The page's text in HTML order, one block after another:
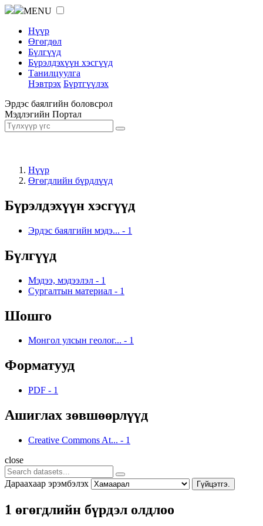
MENU
Нүүр
Өгөгдөл
Бүлгүүд
Бүрэлдэхүүн хэсгүүд
Танилцуулга
Нэвтрэх Бүртгүүлэх
Эрдэс баялгийн боловсрол
Мэдлэгийн Портал
Нүүр
Өгөгдлийн бүрдлүүд
Бүрэлдэхүүн хэсгүүд
Эрдэс баялгийн мэдэ... - 1
Бүлгүүд
Мэдээ, мэдээлэл - 1
Сургалтын материал - 1
Шошго
Монгол улсын геолог... - 1
Форматууд
PDF - 1
Ашиглах зөвшөөрлүүд
Creative Commons At... - 1
close
Дараахаар эрэмбэлэх Гүйцэтгэ.
1 өгөгдлийн бүрдэл олдлоо